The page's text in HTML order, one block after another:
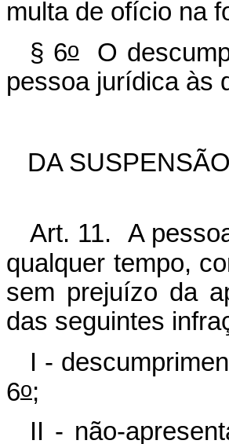
multa de ofício na
§ 6oO
pessoa jurídica às
DA
Art. 11. A
qualquer tempo,
sem prejuízo da
das seguintes
I -
6o;
II - não-